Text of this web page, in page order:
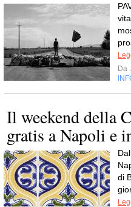
Da
Il weekend della
gratis a Napoli e
di